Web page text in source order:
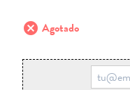
cancel Agotado